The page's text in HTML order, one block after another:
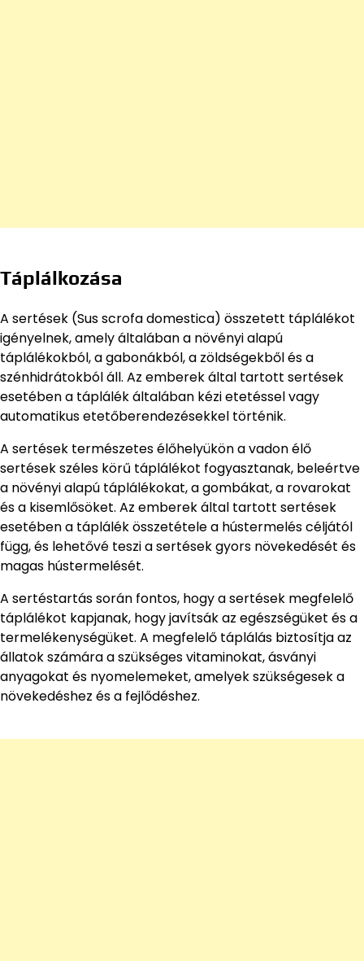
Táplálkozása
A sertések (Sus scrofa domestica) összetett táplálékot
igényelnek, amely általában a növényi alapú
táplálékokból, a gabonákból, a zöldségekből és a
szénhidrátokból áll. Az emberek által tartott sertések
esetében a táplálék általában kézi etetéssel vagy
automatikus etetőberendezésekkel történik.
A sertések természetes élőhelyükön a vadon élő
sertések széles körű táplálékot fogyasztanak, beleértve
a növényi alapú táplálékokat, a gombákat, a rovarokat
és a kisemlősöket. Az emberek által tartott sertések
esetében a táplálék összetétele a hústermelés céljától
függ, és lehetővé teszi a sertések gyors növekedését és
magas hústermelését.
A sertéstartás során fontos, hogy a sertések megfelelő
táplálékot kapjanak, hogy javítsák az egészségüket és a
termelékenységüket. A megfelelő táplálás biztosítja az
állatok számára a szükséges vitaminokat, ásványi
anyagokat és nyomelemeket, amelyek szükségesek a
növekedéshez és a fejlődéshez.